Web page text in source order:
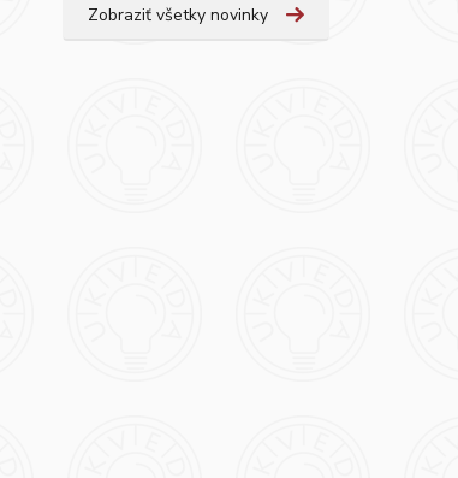
Zobraziť všetky novinky